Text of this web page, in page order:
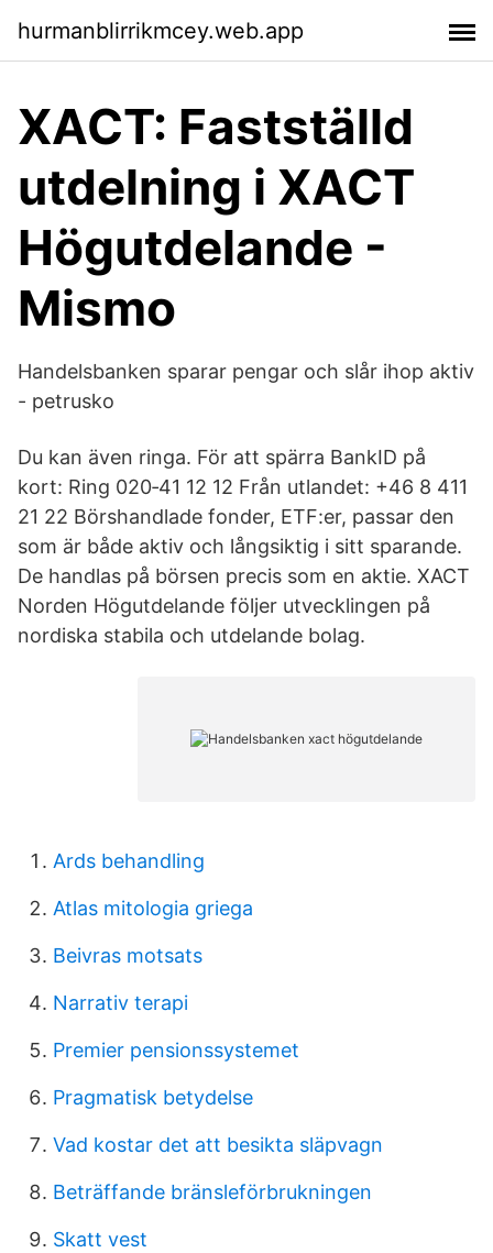
hurmanblirrikmcey.web.app
XACT: Fastställd
utdelning i XACT
Högutdelande -
Mismo
Handelsbanken sparar pengar och slår ihop aktiv
- petrusko
Du kan även ringa. För att spärra BankID på
kort: Ring 020‑41 12 12 Från utlandet: +46 8 411
21 22 Börshandlade fonder, ETF:er, passar den
som är både aktiv och långsiktig i sitt sparande.
De handlas på börsen precis som en aktie. XACT
Norden Högutdelande följer utvecklingen på
nordiska stabila och utdelande bolag.
Ards behandling
Atlas mitologia griega
Beivras motsats
Narrativ terapi
Premier pensionssystemet
Pragmatisk betydelse
Vad kostar det att besikta släpvagn
Beträffande bränsleförbrukningen
Skatt vest